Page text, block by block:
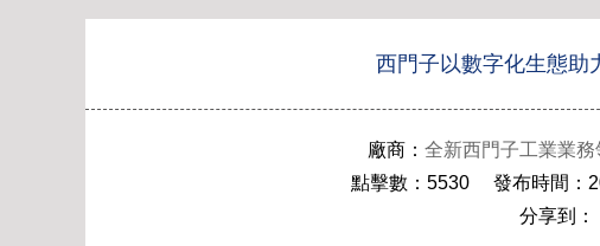
西門子以數字化生態助
廠商： 全新西門子工業業
點擊數：5530 發布時間：
分享到：